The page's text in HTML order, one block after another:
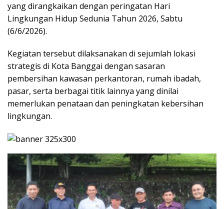
yang dirangkaikan dengan peringatan Hari
Lingkungan Hidup Sedunia Tahun 2026, Sabtu
(6/6/2026).
Kegiatan tersebut dilaksanakan di sejumlah lokasi
strategis di Kota Banggai dengan sasaran
pembersihan kawasan perkantoran, rumah ibadah,
pasar, serta berbagai titik lainnya yang dinilai
memerlukan penataan dan peningkatan kebersihan
lingkungan.